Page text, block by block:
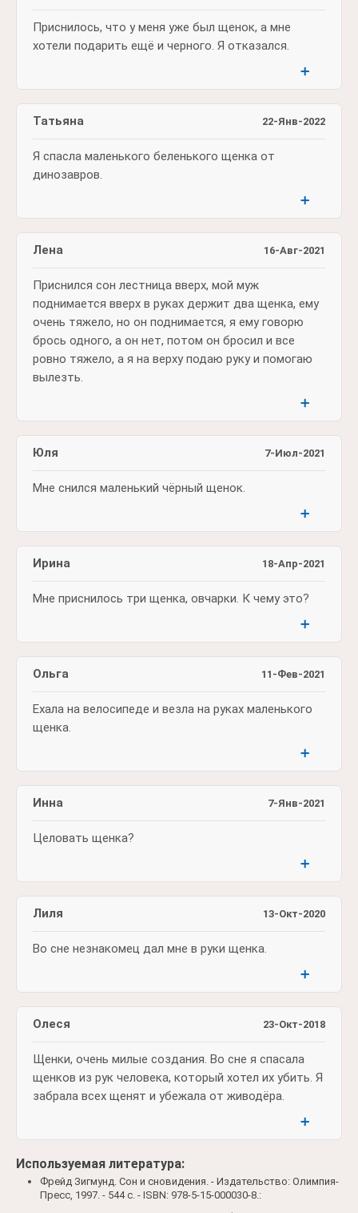
Приснилось, что у меня уже был щенок, а мне
хотели подарить ещё и черного. Я отказался.
➕
22-Янв-2022
Татьяна
Я спасла маленького беленького щенка от
динозавров.
➕
16-Авг-2021
Лена
Приснился сон лестница вверх, мой муж
поднимается вверх в руках держит два щенка, ему
очень тяжело, но он поднимается, я ему говорю
брось одного, а он нет, потом он бросил и все
ровно тяжело, а я на верху подаю руку и помогаю
вылезть.
➕
7-Июл-2021
Юля
Мне снился маленький чёрный щенок.
➕
18-Апр-2021
Ирина
Мне приснилось три щенка, овчарки. К чему это?
➕
11-Фев-2021
Ольга
Ехала на велосипеде и везла на руках маленького
щенка.
➕
7-Янв-2021
Инна
Целовать щенка?
➕
13-Окт-2020
Лиля
Во сне незнакомец дал мне в руки щенка.
➕
23-Окт-2018
Олеся
Щенки, очень милые создания. Во сне я спасала
щенков из рук человека, который хотел их убить. Я
забрала всех щенят и убежала от живодёра.
➕
Используемая литература:
Фрейд Зигмунд. Сон и сновидения. - Издательство: Олимпия-
Пресс, 1997. - 544 c. - ISBN: 978-5-15-000030-8.: